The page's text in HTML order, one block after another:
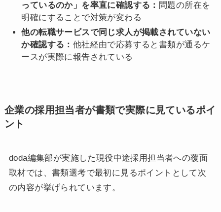
っているのか」を率直に確認する： 問題の所在を
明確にすることで対策が変わる
他の転職サービスで同じ求人が掲載されていない
か確認する： 他社経由で応募すると書類が通るケ
ースが実際に報告されている
企業の採用担当者が書類で実際に見ているポイ
ント
doda編集部が実施した現役中途採用担当者への覆面
取材では、書類選考で最初に見るポイントとして次
の内容が挙げられています。